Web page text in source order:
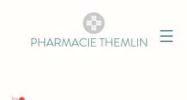
PHARMACIE THEMLIN